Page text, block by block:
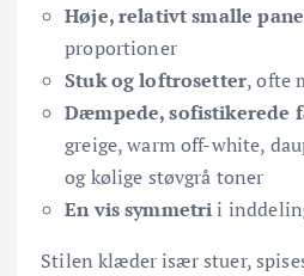
Høje, relativt smalle
proportioner
Stuk og loftrosetter, ofte
Dæmpede, sofistikerede
greige, warm off-white,
og kølige støvgrå toner
En vis symmetrii
Stilen klæder især stuer,